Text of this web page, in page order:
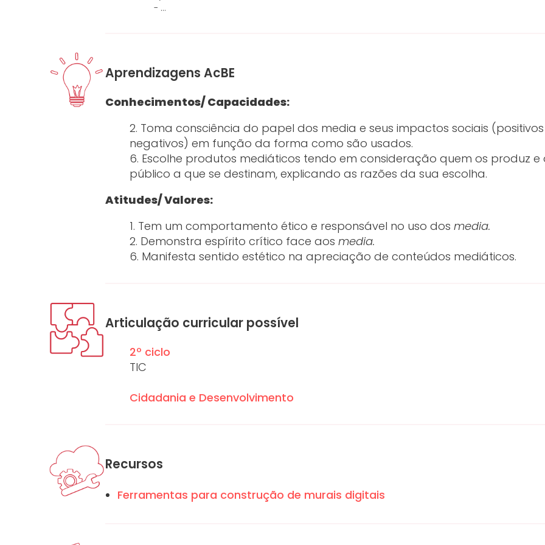
- …
Aprendizagens AcBE
Conhecimentos/ Capacidades:
2. Toma consciência do papel dos media e seus impactos sociais
negativos) em função da forma como são usados.
6. Escolhe produtos mediáticos tendo em consideração quem os produz e
público a que se destinam, explicando as razões da sua escolha.
Atitudes/ Valores:
1. Tem um comportamento ético e responsável no uso dos media.
2. Demonstra espírito crítico face aos media.
6. Manifesta sentido estético na apreciação de conteúdos mediáticos.
Articulação curricular possível
2º ciclo
TIC
Cidadania e Desenvolvimento
Recursos
Ferramentas para construção de murais digitais